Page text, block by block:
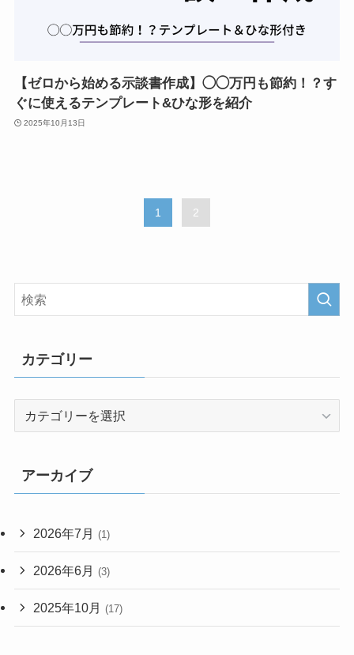
【ゼロから始める示談書作成】◯◯万円も節約！？す
ぐに使えるテンプレート&ひな形を紹介
2025年10月13日
1 2
カテゴリー
ー
アーカイブ
2026年7月 (1)
2026年6月 (3)
2025年10月 (17)